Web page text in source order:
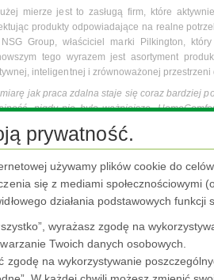
mierze jest to zasługą firm, które
produkty odpowiadające na realne
Group, właściciel marki Pilkington,
tego wyrazem jest asortyment
inteligentnej i zrównoważonej przestrzeni
jak praca zdalna staje się coraz bardziej
nigdy nie było ważniejsze.
które sprawiają, że przestrzenie
Alderlan Vitalino, Global VA i Marketing
takim inicjatywom coraz wyraźniej widać,
– przy odpowiednim podejściu – mogą się
jeszcze mocniej koncentrując się
na środowisko.
prywatność.
używamy plików cookie do
się z mediami społecznościowymi
działania podstawowych funkcji
wyrażasz zgodę na
Twoich danych osobowych.
zgodę na wykorzystywanie